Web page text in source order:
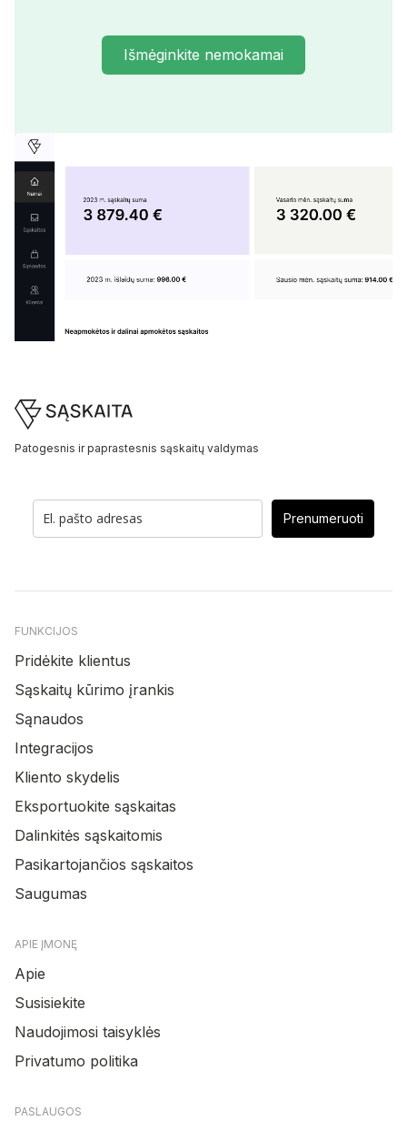
Išmėginkite nemokamai
Footer
Patogesnis ir paprastesnis sąskaitų valdymas
Prenumeruoti
FUNKCIJOS
Pridėkite klientus
Sąskaitų kūrimo įrankis
Sąnaudos
Integracijos
Kliento skydelis
Eksportuokite sąskaitas
Dalinkitės sąskaitomis
Pasikartojančios sąskaitos
Saugumas
APIE ĮMONĘ
Apie
Susisiekite
Naudojimosi taisyklės
Privatumo politika
PASLAUGOS